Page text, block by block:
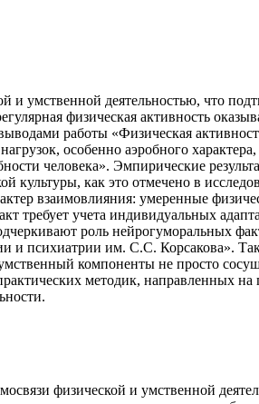
умственной деятельностью, что
физическая активность
работы «Физическая
особенно аэробного
человека». Эмпирические
культуры, как это отмечено в
взаимовлияния: умеренные
требует учета индивидуальных
роль нейрогуморальных
и психиатрии им. С.С. Корсакова».
компоненты не просто
методик, направленных
физической и умственной